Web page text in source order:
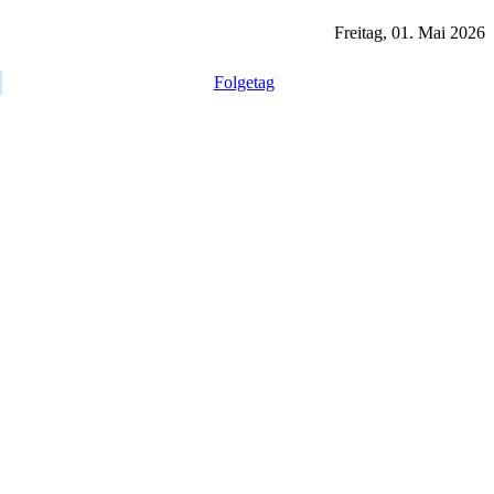
Freitag, 01. Mai 2026
Folgetag